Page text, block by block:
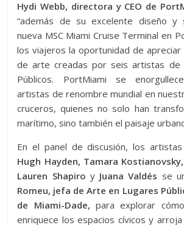
Hydi Webb, directora y CEO de
“además de su excelente diseño y
nueva MSC Miami Cruise Terminal en
los viajeros la oportunidad de apreciar
de arte creadas por seis artistas de
Públicos. PortMiami se
artistas de renombre mundial en
cruceros, quienes no solo han
marítimo, sino también el paisaje
En el panel de discusión, los artistas
Hugh Hayden, Tamara
Lauren Shapiro yJuana Valdés se
Romeu, jefa de Arte en Lugares
de Miami-Dade, para explorar
enriquece los espacios cívicos y